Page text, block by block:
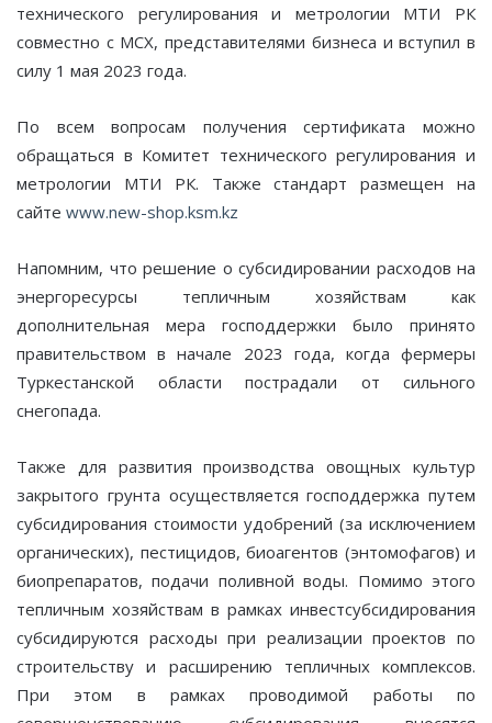
технического регулирования и метрологии МТИ РК
совместно с МСХ, представителями бизнеса и вступил в
силу 1 мая 2023 года.
По всем вопросам получения сертификата можно
обращаться в Комитет технического регулирования и
метрологии МТИ РК. Также стандарт размещен на
сайте www.new-shop.ksm.kz
Напомним, что решение о субсидировании расходов на
энергоресурсы тепличным хозяйствам как
дополнительная мера господдержки было принято
правительством в начале 2023 года, когда фермеры
Туркестанской области пострадали от сильного
снегопада.
Также для развития производства овощных культур
закрытого грунта осуществляется господдержка путем
субсидирования стоимости удобрений (за исключением
органических), пестицидов, биоагентов (энтомофагов) и
биопрепаратов, подачи поливной воды. Помимо этого
тепличным хозяйствам в рамках инвестсубсидирования
субсидируются расходы при реализации проектов по
строительству и расширению тепличных комплексов.
При этом в рамках проводимой работы по